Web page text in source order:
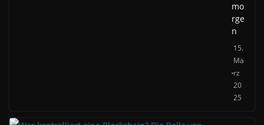
mo
rge
n
15.
Mä
rz
20
25